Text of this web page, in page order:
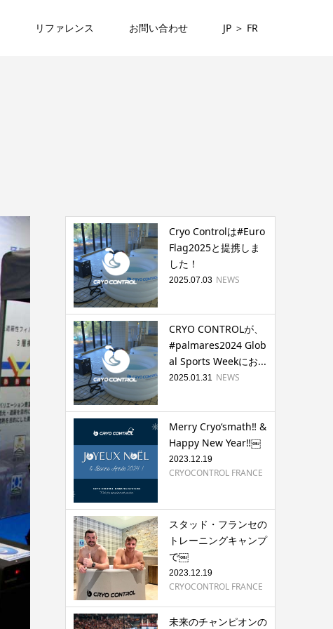
リファレンス お問い合わせ JP ＞ FR
Cryo Controlは#Euro
Flag2025と提携しま
した！
2025.07.03 NEWS
CRYO CONTROLが、
#palmares2024 Glob
al Sports Weekにお...
2025.01.31 NEWS
Merry Cryo‘smath‼ &
Happy New Year‼￼
2023.12.19
CRYOCONTROL FRANCE
スタッド・フランセの
トレーニングキャンプ
で￼
2023.12.19
CRYOCONTROL FRANCE
未来のチャンピオンの